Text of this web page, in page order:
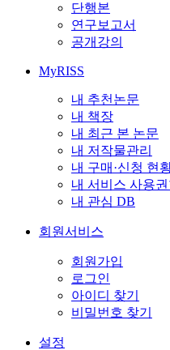
단행본
연구보고서
공개강의
MyRISS
내 추천논문
내 책장
내 최근 본 논문
내 저작물관리
내 구매·신청 현
내 서비스 사용
내 관심 DB
회원서비스
회원가입
로그인
아이디 찾기
비밀번호 찾기
설정